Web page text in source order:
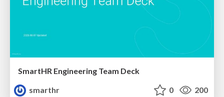
SmartHR Engineering Team Deck
smarthr
0 200